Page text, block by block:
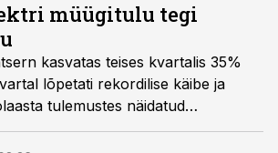
müügitulu tegi
kasvatas teises kvartalis 35%
lõpetati rekordilise käibe ja
tulemustes näidatud
senti aktsia kohta, kasvas ligi
esimese poolaastaga.